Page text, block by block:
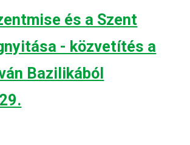
és a Szent
- közvetítés a
Bazilikából